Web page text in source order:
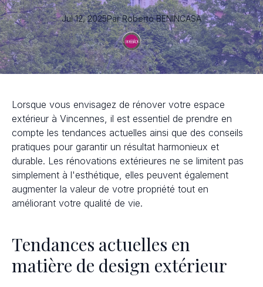
Jul 12, 2025Par Roberto BENINCASA
Lorsque vous envisagez de rénover votre espace
extérieur à Vincennes, il est essentiel de prendre en
compte les tendances actuelles ainsi que des conseils
pratiques pour garantir un résultat harmonieux et
durable. Les rénovations extérieures ne se limitent pas
simplement à l'esthétique, elles peuvent également
augmenter la valeur de votre propriété tout en
améliorant votre qualité de vie.
Tendances actuelles en
matière de design extérieur